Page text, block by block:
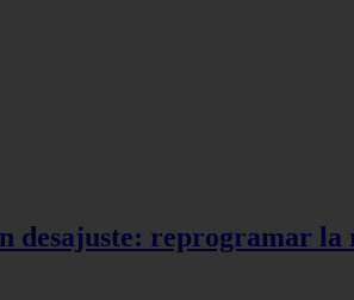
desajuste: reprogramar